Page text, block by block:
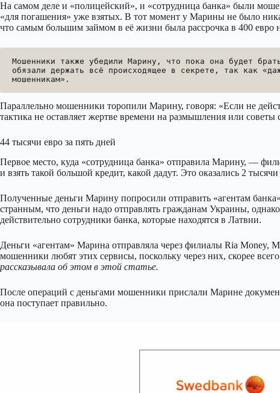
На самом деле и «полицейский», и «сотрудница банка» были
«для погашения» уже взятых. В тот момент у Марины не было
что самым большим займом в её жизни была рассрочка в 400 евро
Мошенники также убедили Марину, что пока она будет
обязали держать всё происходящее в секрете, так как
мошенникам».
Параллельно мошенники торопили Марину, говоря: «Если не
тактика не оставляет жертве времени на размышления или советы
44 тысячи евро за пять дней
Первое место, куда «сотрудница банка» отправила Марину, —
и взять такой большой кредит, какой дадут. Это оказались 2 тысячи
Полученные деньги Марину попросили отправить «агентам
странным, что деньги надо отправлять гражданам Украины,
действительно сотрудники банка, которые находятся в Латвии.
Деньги «агентам» Марина отправляла через филиалы Ria Money,
мошенники любят этих сервисы, поскольку через них, скорее
рассказывала об этом в этой статье.
После операций с деньгами мошенники прислали Марине
она поступает правильно.